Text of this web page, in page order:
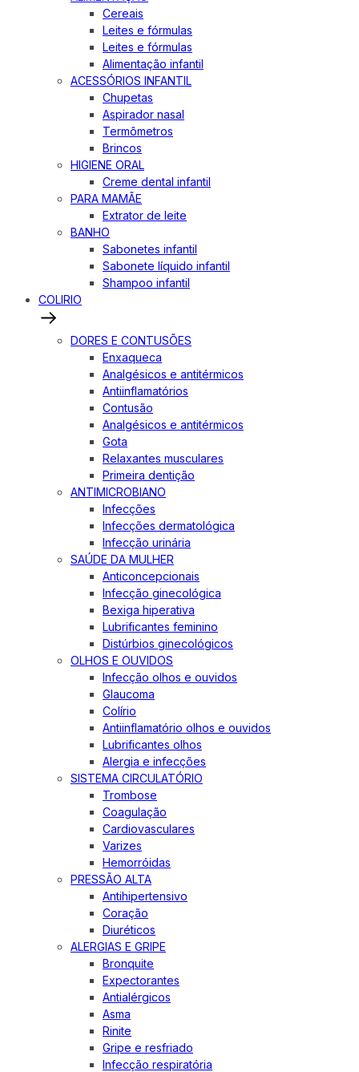
Cereais
Leites e fórmulas
Leites e fórmulas
Alimentação infantil
ACESSÓRIOS INFANTIL
Chupetas
Aspirador nasal
Termômetros
Brincos
HIGIENE ORAL
Creme dental infantil
PARA MAMÃE
Extrator de leite
BANHO
Sabonetes infantil
Sabonete líquido infantil
Shampoo infantil
COLIRIO
DORES E CONTUSÕES
Enxaqueca
Analgésicos e antitérmicos
Antiinflamatórios
Contusão
Analgésicos e antitérmicos
Gota
Relaxantes musculares
Primeira dentição
ANTIMICROBIANO
Infecções
Infecções dermatológica
Infecção urinária
SAÚDE DA MULHER
Anticoncepcionais
Infecção ginecológica
Bexiga hiperativa
Lubrificantes feminino
Distúrbios ginecológicos
OLHOS E OUVIDOS
Infecção olhos e ouvidos
Glaucoma
Colírio
Antiinflamatório olhos e ouvidos
Lubrificantes olhos
Alergia e infecções
SISTEMA CIRCULATÓRIO
Trombose
Coagulação
Cardiovasculares
Varizes
Hemorróidas
PRESSÃO ALTA
Antihipertensivo
Coração
Diuréticos
ALERGIAS E GRIPE
Bronquite
Expectorantes
Antialérgicos
Asma
Rinite
Gripe e resfriado
Infecção respiratória